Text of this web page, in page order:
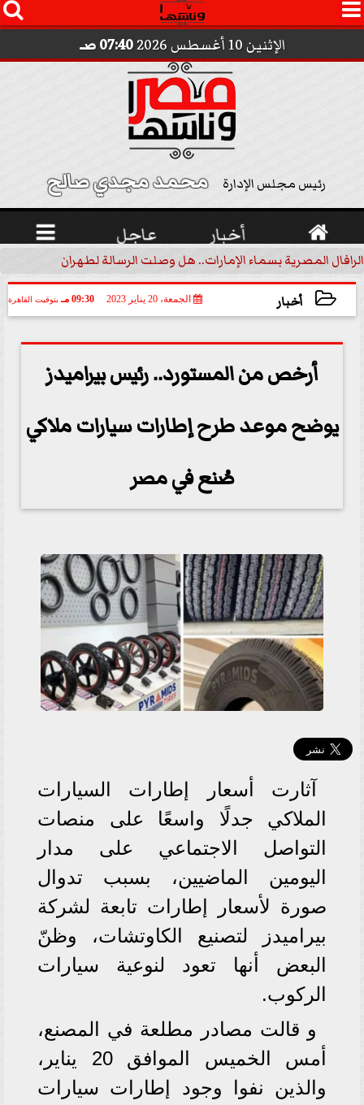
 
الإثنين 10 أغسطس 2026 07:40 صـ
رئيس مجلس الإدارة محمد مجدي صالح
 أخبار عاجل 
الرافال المصرية بسماء الإمارات.. هل وصلت الرسالة لطهران؟..
أخبار الجمعة، 20 يناير 2023 09:30 مـ بتوقيت القاهرة
أرخص من المستورد.. رئيس بيراميدز
يوضح موعد طرح إطارات سيارات ملاكي
صُنع في مصر
آثارت أسعار إطارات السيارات
الملاكي جدلًا واسعًا على منصات
التواصل الاجتماعي على مدار
اليومين الماضيين، بسبب تدوال
صورة لأسعار إطارات تابعة لشركة
بيراميدز لتصنيع الكاوتشات، وظنّ
البعض أنها تعود لنوعية سيارات
الركوب.
و قالت مصادر مطلعة في المصنع،
أمس الخميس الموافق 20 يناير،
والذين نفوا وجود إطارات سيارات